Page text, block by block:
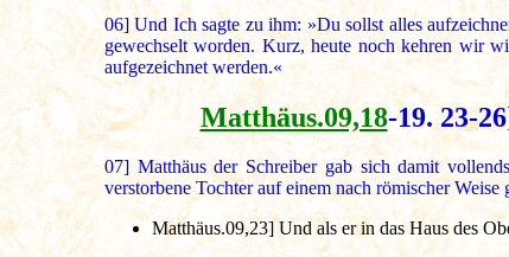
06]Und Ich sagte zu ihm: »Du sollst alles
gewechselt worden. Kurz, heute noch kehren wir
aufgezeichnet werden.«
Matthäus.09,18-19. 23-
07] Matthäus der Schreiber gab sich damit
verstorbene Tochter auf einem nach römischer Weise
Matthäus.09,23]Und als er in das Haus des